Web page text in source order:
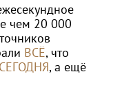
чем 20 000
ВСЁ, что
СЕГОДНЯ, а ещё